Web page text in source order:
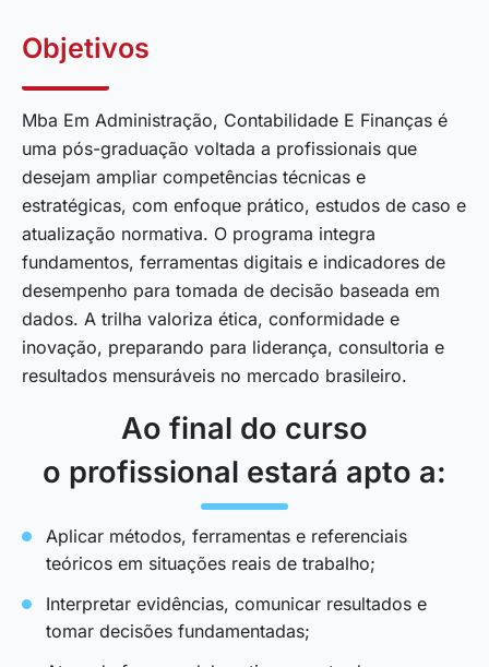
Objetivos
Mba Em Administração, Contabilidade E Finanças é
uma pós-graduação voltada a profissionais que
desejam ampliar competências técnicas e
estratégicas, com enfoque prático, estudos de caso e
atualização normativa. O programa integra
fundamentos, ferramentas digitais e indicadores de
desempenho para tomada de decisão baseada em
dados. A trilha valoriza ética, conformidade e
inovação, preparando para liderança, consultoria e
resultados mensuráveis no mercado brasileiro.
Ao final do curso
o profissional estará apto a:
Aplicar métodos, ferramentas e referenciais
teóricos em situações reais de trabalho;
Interpretar evidências, comunicar resultados e
tomar decisões fundamentadas;